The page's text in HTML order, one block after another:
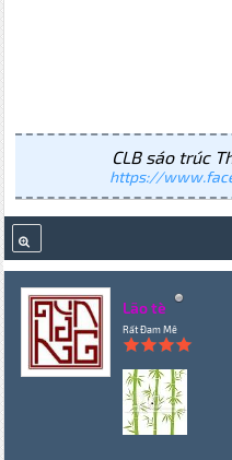
CLB sáo trúc
https://
Lão tè
Rất Đam Mê